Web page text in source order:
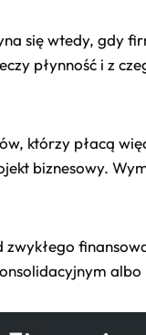
się wtedy, gdy
płynność i z
którzy płacą
biznesowy.
zwykłego